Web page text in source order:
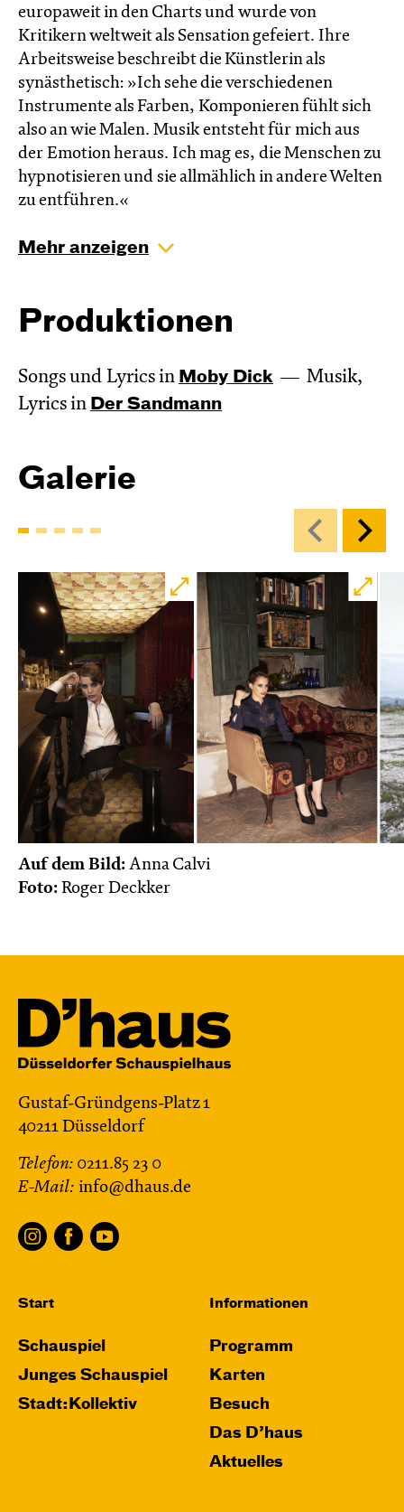
europaweit in den Charts und wurde von
Kritikern weltweit als Sensation gefeiert. Ihre
Arbeitsweise beschreibt die Künstlerin als
synästhetisch: »Ich sehe die verschiedenen
Instrumente als Farben, Komponieren fühlt sich
also an wie Malen. Musik entsteht für mich aus
der Emotion heraus. Ich mag es, die Menschen zu
hypnotisieren und sie allmählich in andere Welten
zu entführen.«
Mehr anzeigen
Produktionen
Songs und Lyrics in Moby Dick
Musik,
Lyrics in Der Sandmann
Galerie
Auf dem Bild: Anna Calvi
Foto: Roger Deckker
Gustaf-Gründgens-Platz 1
40211 Düsseldorf
Telefon: 0211.85 23 0
E-Mail: info@dhaus.de
Start
Schauspiel
Junges Schauspiel
Stadt:Kollektiv
Informationen
Programm
Karten
Besuch
Das D’haus
Aktuelles